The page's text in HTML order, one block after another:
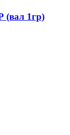
(вал 1гр)